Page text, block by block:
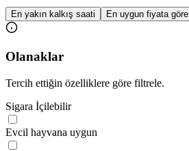
En yakın kalkış saati En uygun fiyata göre
Olanaklar
Tercih ettiğin özelliklere göre filtrele.
Sigara İçilebilir
Evcil hayvana uygun